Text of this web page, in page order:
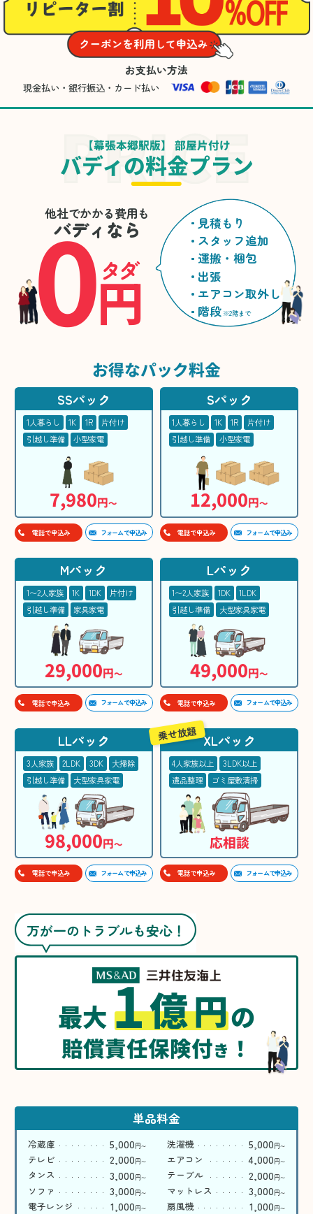
お支払い方法
現金払い・銀行振込・カード払い
【幕張本郷駅版】 部屋片付け
バディの料金プラン
他社でかかる費用も
バディなら
0円
タダ
見積もり
スタッフ追加
運搬・梱包
出張
エアコン取外し
階段 ※2階まで
お得なパック料金
SSパック
1人暮らし 1K 1R
片付け
引越し準備
小型家電
7,980円〜
電話で申込み フォームで申込み
Sパック
1人暮らし 1K 1R
片付け
引越し準備
小型家電
12,000円〜
電話で申込み フォームで申込み
Mパック
1〜2人家族 1K 1DK
片付け
引越し準備
家具家電
29,000円〜
電話で申込み フォームで申込み
Lパック
1〜2人家族 1DK
1LDK
引越し準備
大型家具家電
49,000円〜
電話で申込み フォームで申込み
LLパック
3人家族 2LDK 3DK
大掃除
引越し準備
大型家具家電
98,000円〜
電話で申込み フォームで申込み
XLパック
4人家族以上
3LDK以上
遺品整理
ゴミ屋敷清掃
応相談
乗せ放題
電話で申込み フォームで申込み
万が一のトラブルも安心！
最大1億円の
賠償責任保険付き ！
単品料金
冷蔵庫 5,000円〜 洗濯機 5,000円〜
テレビ 2,000円〜 エアコン 4,000円〜
タンス 3,000円〜 テーブル 2,000円〜
ソファ 3,000円〜 マットレス 3,000円〜
電子レンジ 1,000円〜 扇風機 1,000円〜